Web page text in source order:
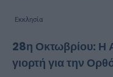
Εκκλησία
28η Οκτωβρίου: Η
γιορτή για την